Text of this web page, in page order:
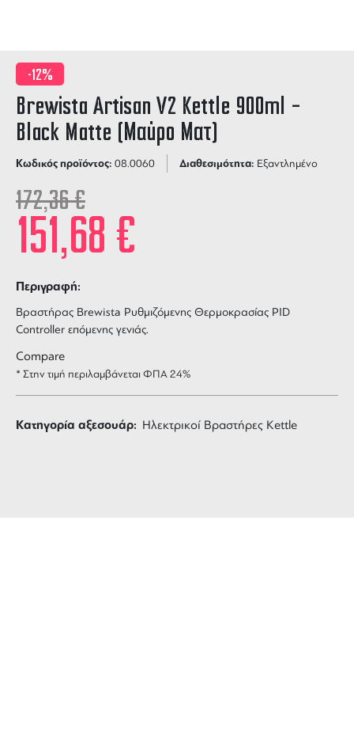
-12%
Brewista Artisan V2 Kettle 900ml –
Black Matte (Μαύρο Ματ)
Κωδικός προϊόντος: 08.0060 Διαθεσιμότητα: Εξαντλημένο
172,36€
151,68€
Περιγραφή:
Βραστήρας Brewista Ρυθμιζόμενης Θερμοκρασίας PID
Controller επόμενης γενιάς.
Compare
* Στην τιμή περιλαμβάνεται ΦΠΑ 24%
Κατηγορία αξεσουάρ: Ηλεκτρικοί Βραστήρες Kettle